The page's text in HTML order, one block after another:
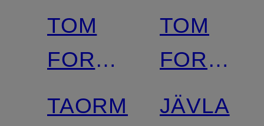
TOM
FORD
BEAUTY
TAORMINA
TOM
FORD
BEAUTY
JÄVLA